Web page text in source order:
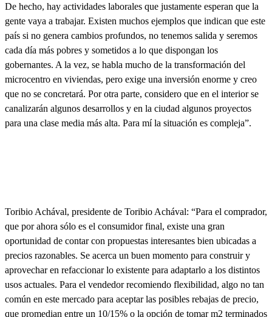
De hecho, hay actividades laborales que justamente esperan que la
gente vaya a trabajar. Existen muchos ejemplos que indican que este
país si no genera cambios profundos, no tenemos salida y seremos
cada día más pobres y sometidos a lo que dispongan los
gobernantes. A la vez, se habla mucho de la transformación del
microcentro en viviendas, pero exige una inversión enorme y creo
que no se concretará. Por otra parte, considero que en el interior se
canalizarán algunos desarrollos y en la ciudad algunos proyectos
para una clase media más alta. Para mí la situación es compleja”.
Toribio Achával, presidente de Toribio Achával: “Para el comprador,
que por ahora sólo es el consumidor final, existe una gran
oportunidad de contar con propuestas interesantes bien ubicadas a
precios razonables. Se acerca un buen momento para construir y
aprovechar en refaccionar lo existente para adaptarlo a los distintos
usos actuales. Para el vendedor recomiendo flexibilidad, algo no tan
común en este mercado para aceptar las posibles rebajas de precio,
que promedian entre un 10/15% o la opción de tomar m2 terminados